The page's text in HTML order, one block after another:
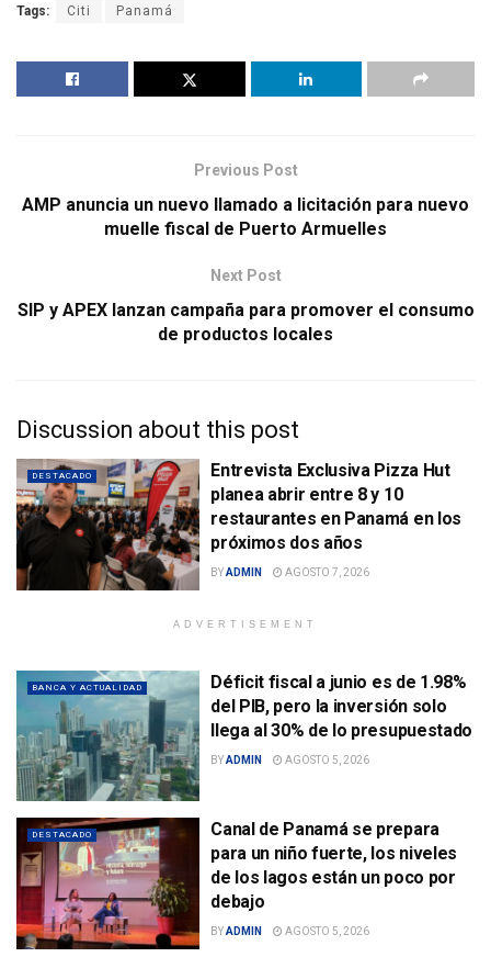
Tags: Citi Panamá
Previous Post
AMP anuncia un nuevo llamado a licitación para nuevo
muelle fiscal de Puerto Armuelles
Next Post
SIP y APEX lanzan campaña para promover el consumo
de productos locales
Discussion about this post
DESTACADO
Entrevista Exclusiva Pizza Hut
planea abrir entre 8 y 10
restaurantes en Panamá en los
próximos dos años
BYADMIN AGOSTO 7, 2026
ADVERTISEMENT
BANCA Y ACTUALIDAD
Déficit fiscal a junio es de 1.98%
del PIB, pero la inversión solo
llega al 30% de lo presupuestado
BYADMIN AGOSTO 5, 2026
DESTACADO
Canal de Panamá se prepara
para un niño fuerte, los niveles
de los lagos están un poco por
debajo
BYADMIN AGOSTO 5, 2026